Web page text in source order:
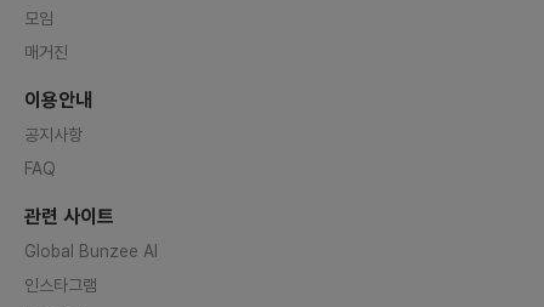
모임
매거진
이용안내
공지사항
FAQ
관련 사이트
Global Bunzee AI
인스타그램